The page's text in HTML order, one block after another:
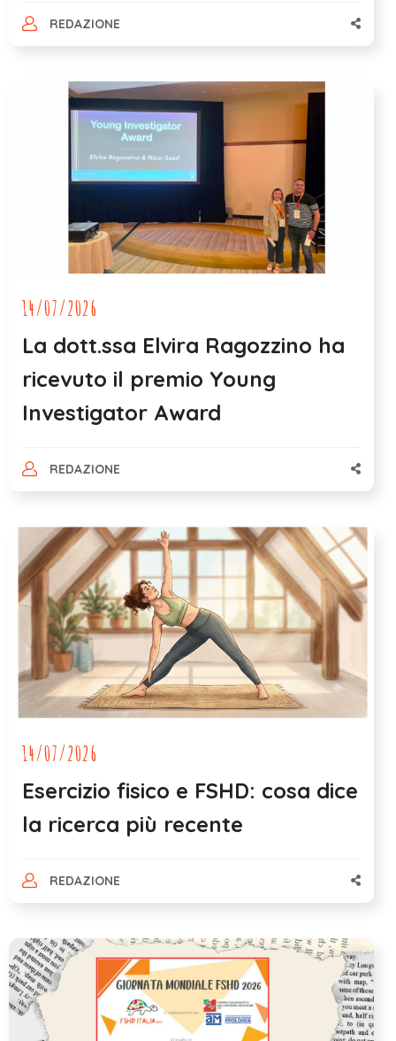
REDAZIONE
14/07/2026
La dott.ssa Elvira Ragozzino ha
ricevuto il premio Young
Investigator Award
REDAZIONE
14/07/2026
Esercizio fisico e FSHD: cosa dice
la ricerca più recente
REDAZIONE